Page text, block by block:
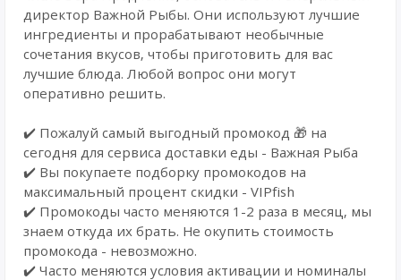
директор Важной Рыбы. Они используют лучшие
ингредиенты и прорабатывают необычные
сочетания вкусов, чтобы приготовить для вас
лучшие блюда. Любой вопрос они могут
оперативно решить.
✔️ Пожалуй самый выгодный промокод 🎁 на
сегодня для сервиса доставки еды - Важная Рыба
✔️ Вы покупаете подборку промокодов на
максимальный процент скидки - VIPfish
✔️ Промокоды часто меняются 1-2 раза в месяц, мы
знаем откуда их брать. Не окупить стоимость
промокода - невозможно.
✔️ Часто меняются условия активации и номиналы